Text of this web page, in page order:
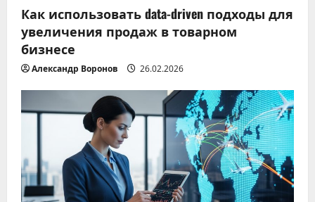
Как использовать data-driven подходы для
увеличения продаж в товарном
бизнесе
Александр Воронов 26.02.2026